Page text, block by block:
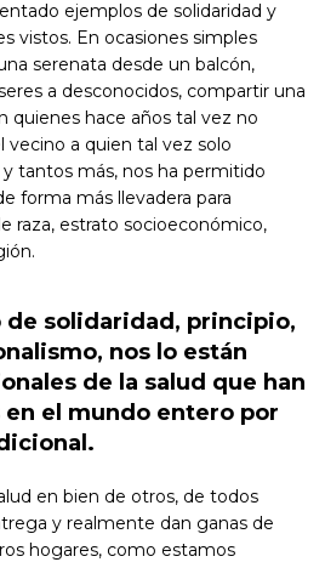
ejemplos de solidaridad y
vistos. En ocasiones simples
serenata desde un balcón,
a desconocidos, compartir una
quienes hace años tal vez no
vecino a quien tal vez solo
y tantos más, nos ha permitido
forma más llevadera para
raza, estrato socioeconómico,
de solidaridad, principio,
nos lo están
de la salud que han
el mundo entero por
en bien de otros, de todos
y realmente dan ganas de
hogares, como estamos